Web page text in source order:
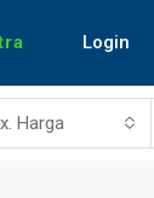
Login
Harga